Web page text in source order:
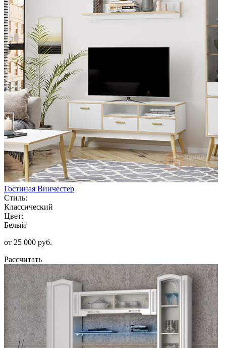
Гостиная Винчестер
Стиль:
Классический
Цвет:
Белый
от 25 000 руб.
Рассчитать